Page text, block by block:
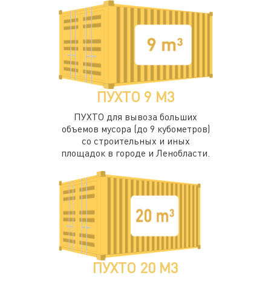
ПУХТО 9 М3
ПУХТО для вывоза больших
объемов мусора (до 9 кубометров)
со строительных и иных
площадок в городе и Ленобласти.
ПУХТО 20 М3